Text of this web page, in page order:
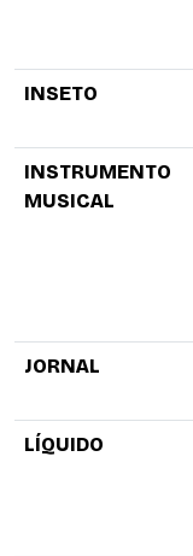
INSETO
INSTRUMENTO
MUSICAL
JORNAL
LÍQUIDO